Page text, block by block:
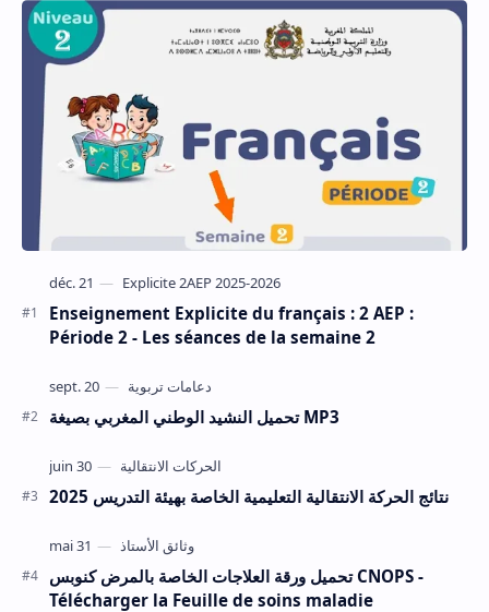
Enseignement Explicite du français : 2 AEP :
Période 2 - Les séances de la semaine 2
تحميل النشيد الوطني المغربي بصيغة MP3
نتائج الحركة الانتقالية التعليمية الخاصة بهيئة التدريس 2025
تحميل ورقة العلاجات الخاصة بالمرض كنوبس CNOPS -
Télécharger la Feuille de soins maladie